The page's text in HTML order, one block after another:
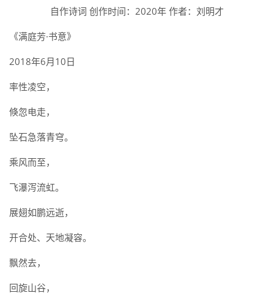
自作诗词 创作时间：2020年 作者：刘明才
《满庭芳·书意》
2018年6月10日
率性凌空，
倏忽电走，
坠石急落青穹。
乘风而至，
飞瀑泻流虹。
展翅如鹏远逝，
开合处、天地凝容。
飘然去，
回旋山谷，